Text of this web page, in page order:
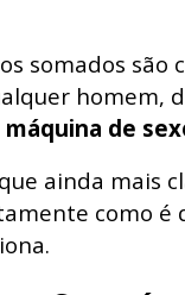
somados são
homem,
de
ainda mais
como é